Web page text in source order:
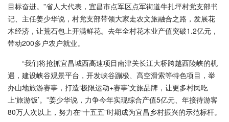
目标奋进。”省人大代表，宜昌市点军区点军街道牛扎坪村党支部书
记、主任姜少华说，村党支部带领大家走农文旅融合之路，发展花
木经济，让荒石包上开满鲜花。去年全村花木业产值突破1.2亿元，
带动200多户农户就业。
“我们将抢抓宜昌城西高速项目南津关长江大桥跨越西陵峡的机
遇，建设峡谷观景平台，开发峡谷蹦极、高空滑索等特色项目，举
办山地旅游赛事，打造‘极限运动+赛事’文旅品牌，让更多村民吃
上‘旅游饭’。”姜少华说，力争今年实现综合产值5亿元、年接待游客
80万人次以上，努力在“十五五”时期成为宜昌乡村振兴的示范标杆。